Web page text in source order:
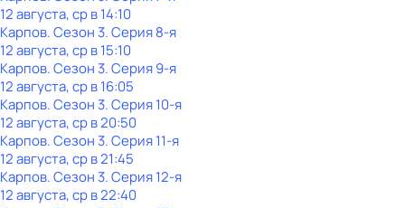
12 августа, ср в 14:10
Карпов. Сезон 3. Серия 8-я
12 августа, ср в 15:10
Карпов. Сезон 3. Серия 9-я
12 августа, ср в 16:05
Карпов. Сезон 3. Серия 10-я
12 августа, ср в 20:50
Карпов. Сезон 3. Серия 11-я
12 августа, ср в 21:45
Карпов. Сезон 3. Серия 12-я
12 августа, ср в 22:40